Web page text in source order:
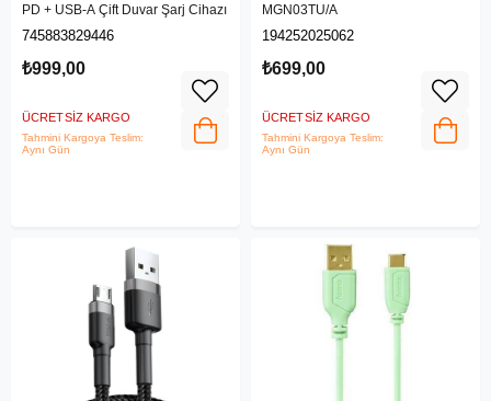
PD + USB-A Çift Duvar Şarj Cihazı
745883829446
₺999,00
ÜCRETSIZ KARGO
Tahmini Kargoya Teslim:
Aynı Gün
MGN03TU/A
194252025062
₺699,00
ÜCRETSIZ KARGO
Tahmini Kargoya Teslim:
Aynı Gün